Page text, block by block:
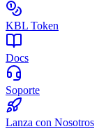
KBL Token
Docs
Soporte
Lanza con Nosotros